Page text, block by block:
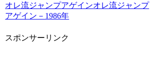
オレ流ジャンプアゲインオレ流ジャンプ
アゲイン－1986年
スポンサーリンク